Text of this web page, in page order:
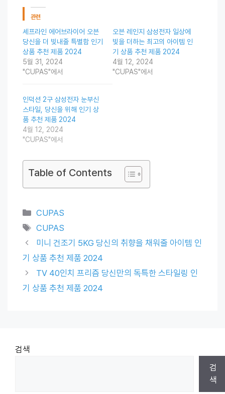
관련
셰프라인 에어브라이어 오븐
당신을 더 빛내줄 특별함 인기
상품 추천 제품 2024
5월 31, 2024
"CUPAS"에서
오븐 레인지 삼성전자 일상에
빛을 더하는 최고의 아이템 인
기 상품 추천 제품 2024
4월 12, 2024
"CUPAS"에서
인덕션 2구 삼성전자 눈부신
스타일, 당신을 위해 인기 상
품 추천 제품 2024
4월 12, 2024
"CUPAS"에서
Table of Contents
Categories
CUPAS
Tags
CUPAS
미니 건조기 5KG 당신의 취향을 채워줄 아이템 인
기 상품 추천 제품 2024
TV 40인치 프리즘 당신만의 독특한 스타일링 인
기 상품 추천 제품 2024
검색
검
색